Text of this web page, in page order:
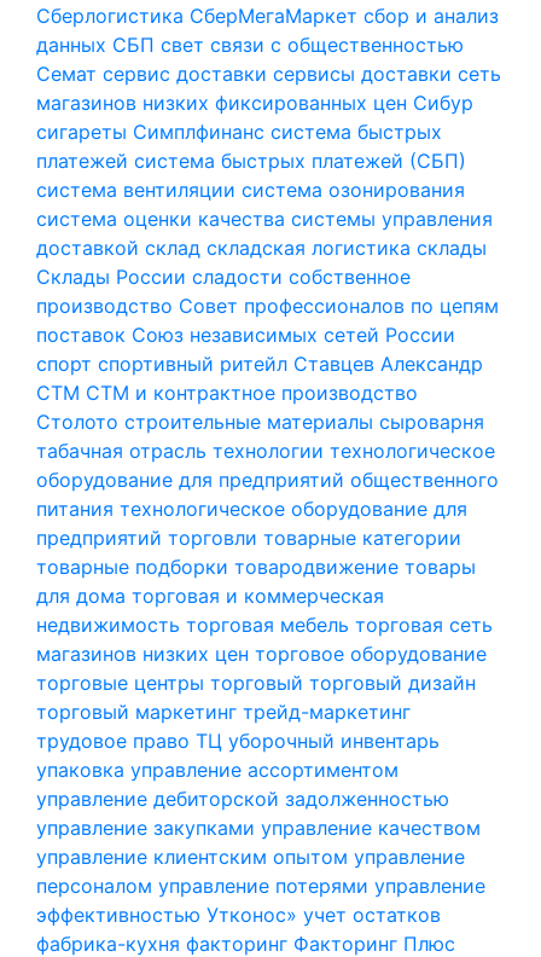
Сберлогистика СберМегаМаркет сбор и анализ
данных СБП свет связи с общественностью
Семат сервис доставки сервисы доставки сеть
магазинов низких фиксированных цен Сибур
сигареты Симплфинанс система быстрых
платежей система быстрых платежей (СБП)
система вентиляции система озонирования
система оценки качества системы управления
доставкой склад складская логистика склады
Склады России сладости собственное
производство Совет профессионалов по цепям
поставок Союз независимых сетей России
спорт спортивный ритейл Ставцев Александр
СТМ СТМ и контрактное производство
Столото строительные материалы сыроварня
табачная отрасль технологии технологическое
оборудование для предприятий общественного
питания технологическое оборудование для
предприятий торговли товарные категории
товарные подборки товародвижение товары
для дома торговая и коммерческая
недвижимость торговая мебель торговая сеть
магазинов низких цен торговое оборудование
торговые центры торговый торговый дизайн
торговый маркетинг трейд-маркетинг
трудовое право ТЦ уборочный инвентарь
упаковка управление ассортиментом
управление дебиторской задолженностью
управление закупками управление качеством
управление клиентским опытом управление
персоналом управление потерями управление
эффективностью Утконос» учет остатков
фабрика-кухня факторинг Факторинг Плюс